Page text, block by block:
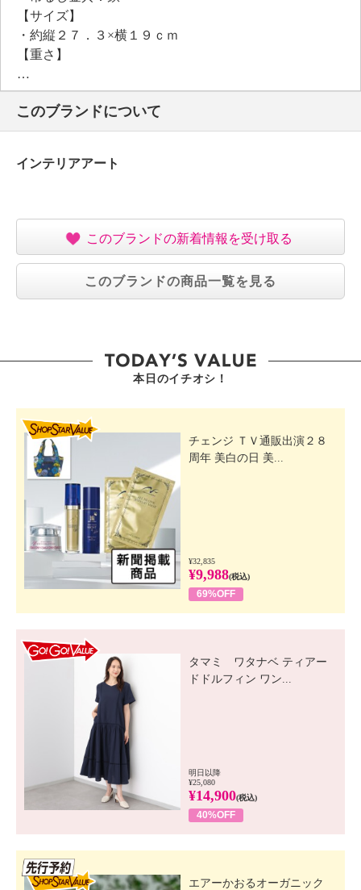
【サイズ】
・約縦２７．３×横１９ｃｍ
【重さ】
・約１８０ｇ
【同梱書類】
・取付金具の取付け方
【保証（有無）、保証期間】
【原産国（地）】
このブランドについて
インテリアアート
このブランドの新着情報を受け取る
このブランドの商品一覧を見る
本日のイチオシ！
チェンジ ＴＶ通販出演２８
周年 美白の日 美...
¥32,835
¥9,988(税込)
69%OFF
タマミ ワタナベ ティアー
ドドルフィン ワン...
明日以降
¥25,080
¥14,900(税込)
40%OFF
エアーかおるオーガニック